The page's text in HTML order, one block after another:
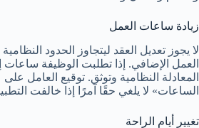
زيادة ساعات العمل
لا يجوز تعديل العقد ليتجاوز الحدود
العمل الإضافي. إذا تطلبت الوظيفة ساعات
المعادلة النظامية وتوثق. توقيع العامل
الساعات» لا يلغي حقًا آمرًا إذا خالفت
تغيير أيام الراحة